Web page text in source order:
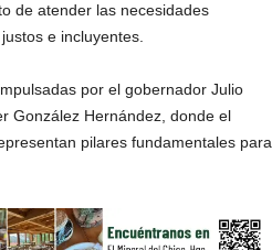
de atender las necesidades
e incluyentes.
por el gobernador Julio
González Hernández, donde el
pilares fundamentales para